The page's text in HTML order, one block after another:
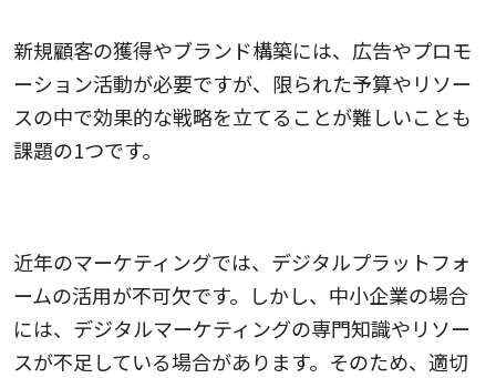
新規顧客の獲得やブランド構築には、広告やプロモ
ーション活動が必要ですが、限られた予算やリソー
スの中で効果的な戦略を立てることが難しいことも
課題の1つです。
近年のマーケティングでは、デジタルプラットフォ
ームの活用が不可欠です。しかし、中小企業の場合
には、デジタルマーケティングの専門知識やリソー
スが不足している場合があります。そのため、適切